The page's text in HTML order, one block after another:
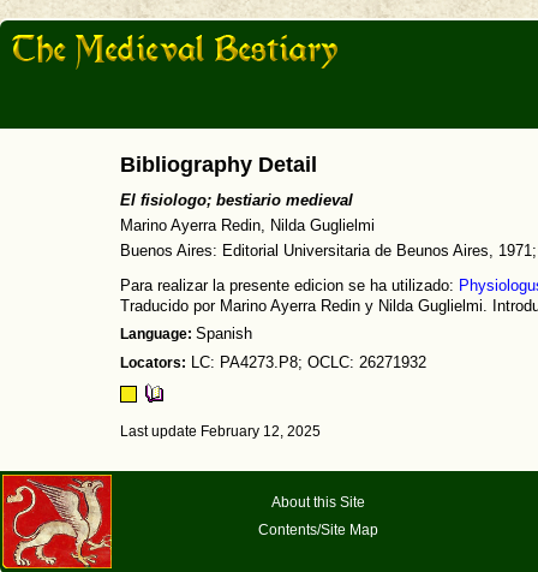
Bibliography Detail
El fisiologo; bestiario medieval
Marino Ayerra Redin, Nilda Guglielmi
Buenos Aires: Editorial Universitaria de Beunos Aires,
Para realizar la presente edicion se ha utilizado:
Traducido por Marino Ayerra Redin y Nilda Guglielmi.
Language: Spanish
Locators: LC: PA4273.P8; OCLC: 26271932
Last update February 12, 2025
About this Site
Contents/Site Map